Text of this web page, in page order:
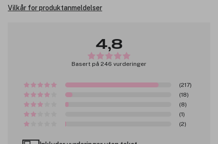
Vilkår for produktanmeldelser
4,8
Basert på 246 vurderinger
(217)
(18)
(8)
(1)
(2)